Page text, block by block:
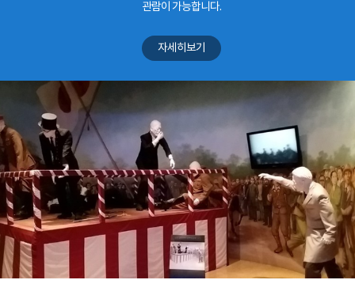
관람이 가능합니다.
자세히보기